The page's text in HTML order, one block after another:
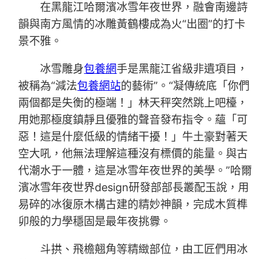
在黑龍江哈爾濱冰雪年夜世界，融會南邊詩
韻與南方風情的冰雕黃鶴樓成為火“出圈”的打卡
景不雅。
冰雪雕身包養網手是黑龍江省級非遺項目，
被稱為“減法包養網站的藝術”。“凝傳統底「你們
兩個都是失衡的極端！」林天秤突然跳上吧檯，
用她那極度鎮靜且優雅的聲音發布指令。蘊「可
惡！這是什麼低級的情緒干擾！」牛土豪對著天
空大吼，他無法理解這種沒有標價的能量。與古
代潮水于一體，這是冰雪年夜世界的美學。”哈爾
濱冰雪年夜世界design研發部部長叢配玉說，用
易碎的冰復原木構古建的精妙神韻，完成木質榫
卯般的力學穩固是最年夜挑釁。
斗拱、飛檐翹角等精緻部位，由工匠們用冰